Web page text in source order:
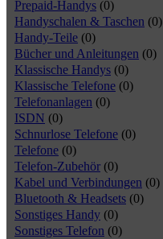
Prepaid-Handys (0)
Handyschalen & Taschen (0)
Handy-Teile (0)
Bücher und Anleitungen (0)
Klassische Handys (0)
Klassische Telefone (0)
Telefonanlagen (0)
ISDN (0)
Schnurlose Telefone (0)
Telefone (0)
Telefon-Zubehör (0)
Kabel und Verbindungen (0)
Bluetooth & Headsets (0)
Sonstiges Handy (0)
Sonstiges Telefon (0)